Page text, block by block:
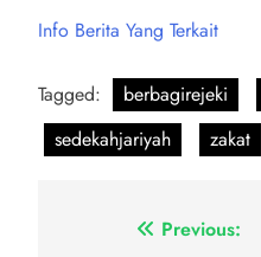
Info Berita Yang Terkait
Tagged: berbagirejeki
sedekahjariyah
zakat
NavigasiPrevious: